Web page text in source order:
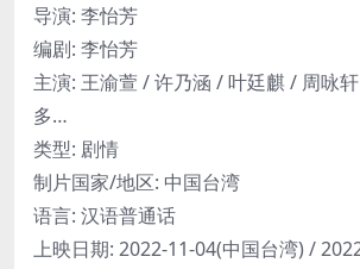
导演: 李怡芳
编剧: 李怡芳
主演: 王渝萱 / 许乃涵 / 叶廷麒 / 周咏
多…
类型: 剧情
制片国家/地区: 中国台湾
语言: 汉语普通话
上映日期: 2022-11-04(中国台湾) /